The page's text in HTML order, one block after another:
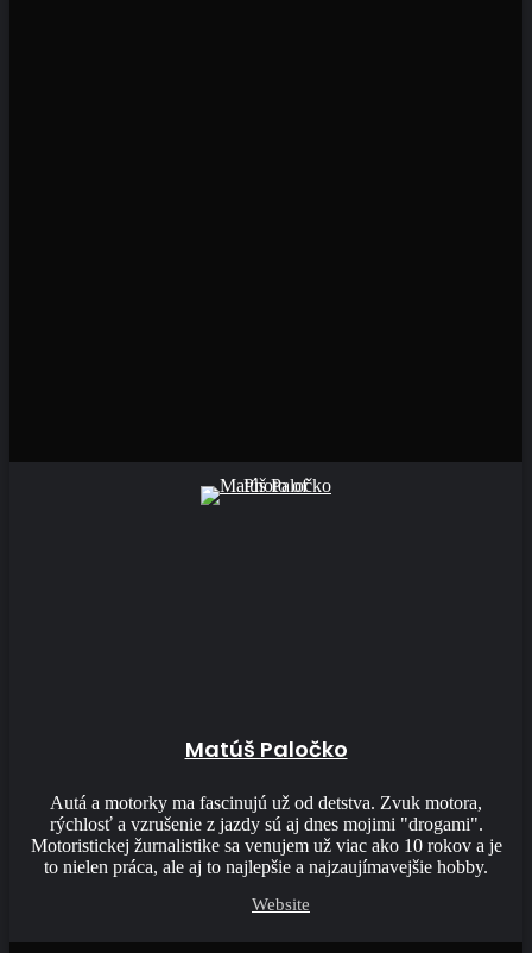
Matúš Paločko
Autá a motorky ma fascinujú už od detstva. Zvuk motora,
rýchlosť a vzrušenie z jazdy sú aj dnes mojimi "drogami".
Motoristickej žurnalistike sa venujem už viac ako 10 rokov a je
to nielen práca, ale aj to najlepšie a najzaujímavejšie hobby.
Website